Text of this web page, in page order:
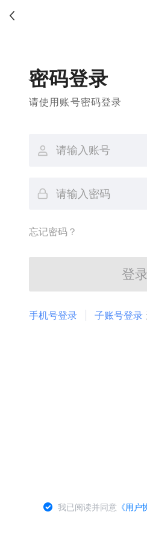
密码登录
请使用账号密码登录
忘记密码？
登录
手机号登录 子账号登录
我已阅读并同意 《用户